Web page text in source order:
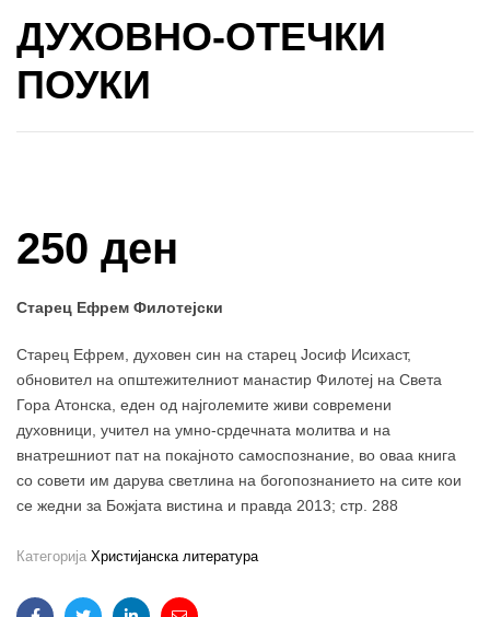
ДУХОВНО-ОТЕЧКИ
ПОУКИ
250 ден
Старец Ефрем Филотејски
Старец Ефрем, духовен син на старец Јосиф Исихаст,
обновител на општежителниот манастир Филотеј на Света
Гора Атонска, еден од најголемите живи современи
духовници, учител на умно-срдечната молитва и на
внатрешниот пат на покајното самоспознание, во оваа книга
со совети им дарува светлина на богопознанието на сите кои
се жедни за Божјата вистина и правда 2013; стр. 288
Категорија Христијанска литература